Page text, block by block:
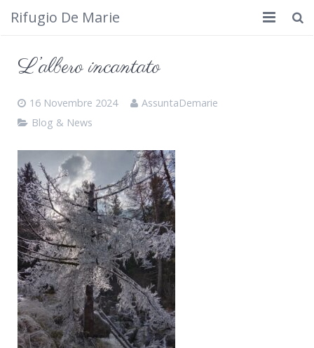
Rifugio De Marie
Rifugio
Cosa fare
Calendario
Foto
Cimbergo da vedere
Contatti
L’albero incantato
16 Novembre 2024
AssuntaDemarie
Blog & News